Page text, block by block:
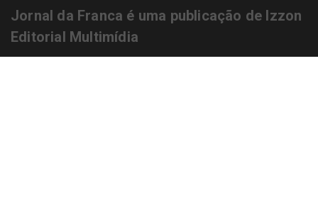
Jornal da Franca é uma publicação de Izzon
Editorial Multimídia